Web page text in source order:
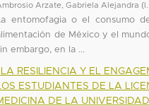
Arzate, Gabriela Alejandra (
La entomofagia o el consumo
de México y el
embargo, en la ...
RESILIENCIA Y EL
LOS ESTUDIANTES DE LA
DE LA